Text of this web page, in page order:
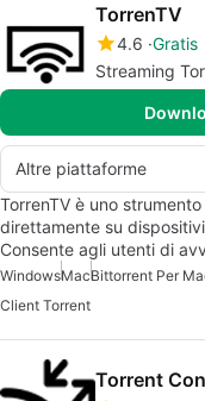
TorrenTV
4.6 Gratis
Streaming
Altre piattaforme
TorrenTV è uno
direttamente su
Consente agli utenti di
WindowsMacBittorrent Per
Client Torrent
Torrent